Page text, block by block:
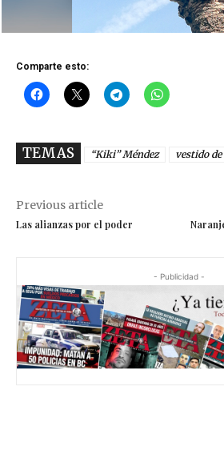
Comparte esto:
TEMAS “Kiki” Méndez vestido de
Previous article
Las alianzas por el poder
- Publicidad -